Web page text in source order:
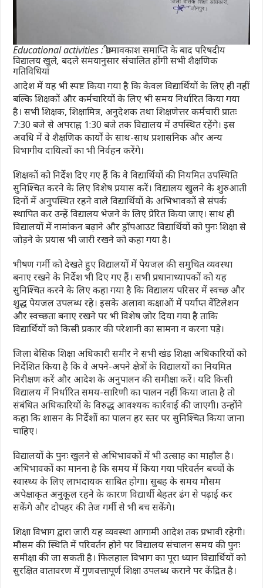
Educational activities : ग्रीष्मावकाश समाप्ति के बाद परिषदीय
विद्यालय खुले, बदले समयानुसार संचालित होंगी सभी शैक्षणिक
गतिविधियां
आदेश में यह भी स्पष्ट किया गया है कि केवल विद्यार्थियों के लिए ही नहीं
बल्कि शिक्षकों और कर्मचारियों के लिए भी समय निर्धारित किया गया
है। सभी शिक्षक, शिक्षामित्र, अनुदेशक तथा शिक्षणेत्तर कर्मचारी प्रातः
7:30 बजे से अपराह्न 1:30 बजे तक विद्यालय में उपस्थित रहेंगे। इस
अवधि में वे शैक्षणिक कार्यों के साथ-साथ प्रशासनिक और अन्य
विभागीय दायित्वों का भी निर्वहन करेंगे।
शिक्षकों को निर्देश दिए गए हैं कि वे विद्यार्थियों की नियमित उपस्थिति
सुनिश्चित करने के लिए विशेष प्रयास करें। विद्यालय खुलने के शुरुआती
दिनों में अनुपस्थित रहने वाले विद्यार्थियों के अभिभावकों से संपर्क
स्थापित कर उन्हें विद्यालय भेजने के लिए प्रेरित किया जाए। साथ ही
विद्यालयों में नामांकन बढ़ाने और ड्रॉपआउट विद्यार्थियों को पुनः शिक्षा से
जोड़ने के प्रयास भी जारी रखने को कहा गया है।
भीषण गर्मी को देखते हुए विद्यालयों में पेयजल की समुचित व्यवस्था
बनाए रखने के निर्देश भी दिए गए हैं। सभी प्रधानाध्यापकों को यह
सुनिश्चित करने के लिए कहा गया है कि विद्यालय परिसर में स्वच्छ और
शुद्ध पेयजल उपलब्ध रहे। इसके अलावा कक्षाओं में पर्याप्त वेंटिलेशन
और स्वच्छता बनाए रखने पर भी विशेष जोर दिया गया है ताकि
विद्यार्थियों को किसी प्रकार की परेशानी का सामना न करना पड़े।
जिला बेसिक शिक्षा अधिकारी समीर ने सभी खंड शिक्षा अधिकारियों को
निर्देशित किया है कि वे अपने-अपने क्षेत्रों के विद्यालयों का नियमित
निरीक्षण करें और आदेश के अनुपालन की समीक्षा करें। यदि किसी
विद्यालय में निर्धारित समय-सारिणी का पालन नहीं किया जाता है तो
संबंधित अधिकारियों के विरुद्ध आवश्यक कार्रवाई की जाएगी। उन्होंने
कहा कि शासन के निर्देशों का पालन हर स्तर पर सुनिश्चित किया जाना
चाहिए।
विद्यालयों के पुनः खुलने से अभिभावकों में भी उत्साह का माहौल है।
अभिभावकों का मानना है कि समय में किया गया परिवर्तन बच्चों के
स्वास्थ्य के लिए लाभदायक साबित होगा। सुबह के समय मौसम
अपेक्षाकृत अनुकूल रहने के कारण विद्यार्थी बेहतर ढंग से पढ़ाई कर
सकेंगे और दोपहर की तेज गर्मी से भी बच सकेंगे।
शिक्षा विभाग द्वारा जारी यह व्यवस्था आगामी आदेश तक प्रभावी रहेगी।
मौसम की स्थिति में परिवर्तन होने पर विद्यालय संचालन समय की पुनः
समीक्षा की जा सकती है। फिलहाल विभाग का पूरा ध्यान विद्यार्थियों को
सुरक्षित वातावरण में गुणवत्तापूर्ण शिक्षा उपलब्ध कराने पर केंद्रित है।